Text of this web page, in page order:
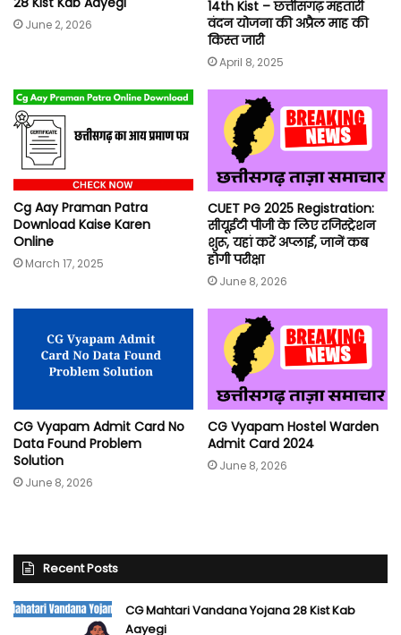
June 2, 2026
14th Kist – छत्तीसगढ़ महतारी
वंदन योजना की अप्रैल माह की
किस्त जारी
April 8, 2025
Cg Aay Praman Patra
Download Kaise Karen
Online
March 17, 2025
CUET PG 2025 Registration:
सीयूईटी पीजी के लिए रजिस्ट्रेशन
शुरू, यहां करें अप्लाई, जानें कब
होगी परीक्षा
June 8, 2026
CG Vyapam Admit Card No
Data Found Problem
Solution
June 8, 2026
CG Vyapam Hostel Warden
Admit Card 2024
June 8, 2026
Recent Posts
CG Mahtari Vandana Yojana 28 Kist Kab
Aayegi